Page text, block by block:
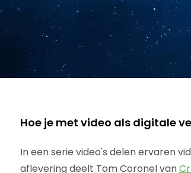
Hoe je met video als digitale
In een serie video's delen ervaren
aflevering deelt Tom Coronel van